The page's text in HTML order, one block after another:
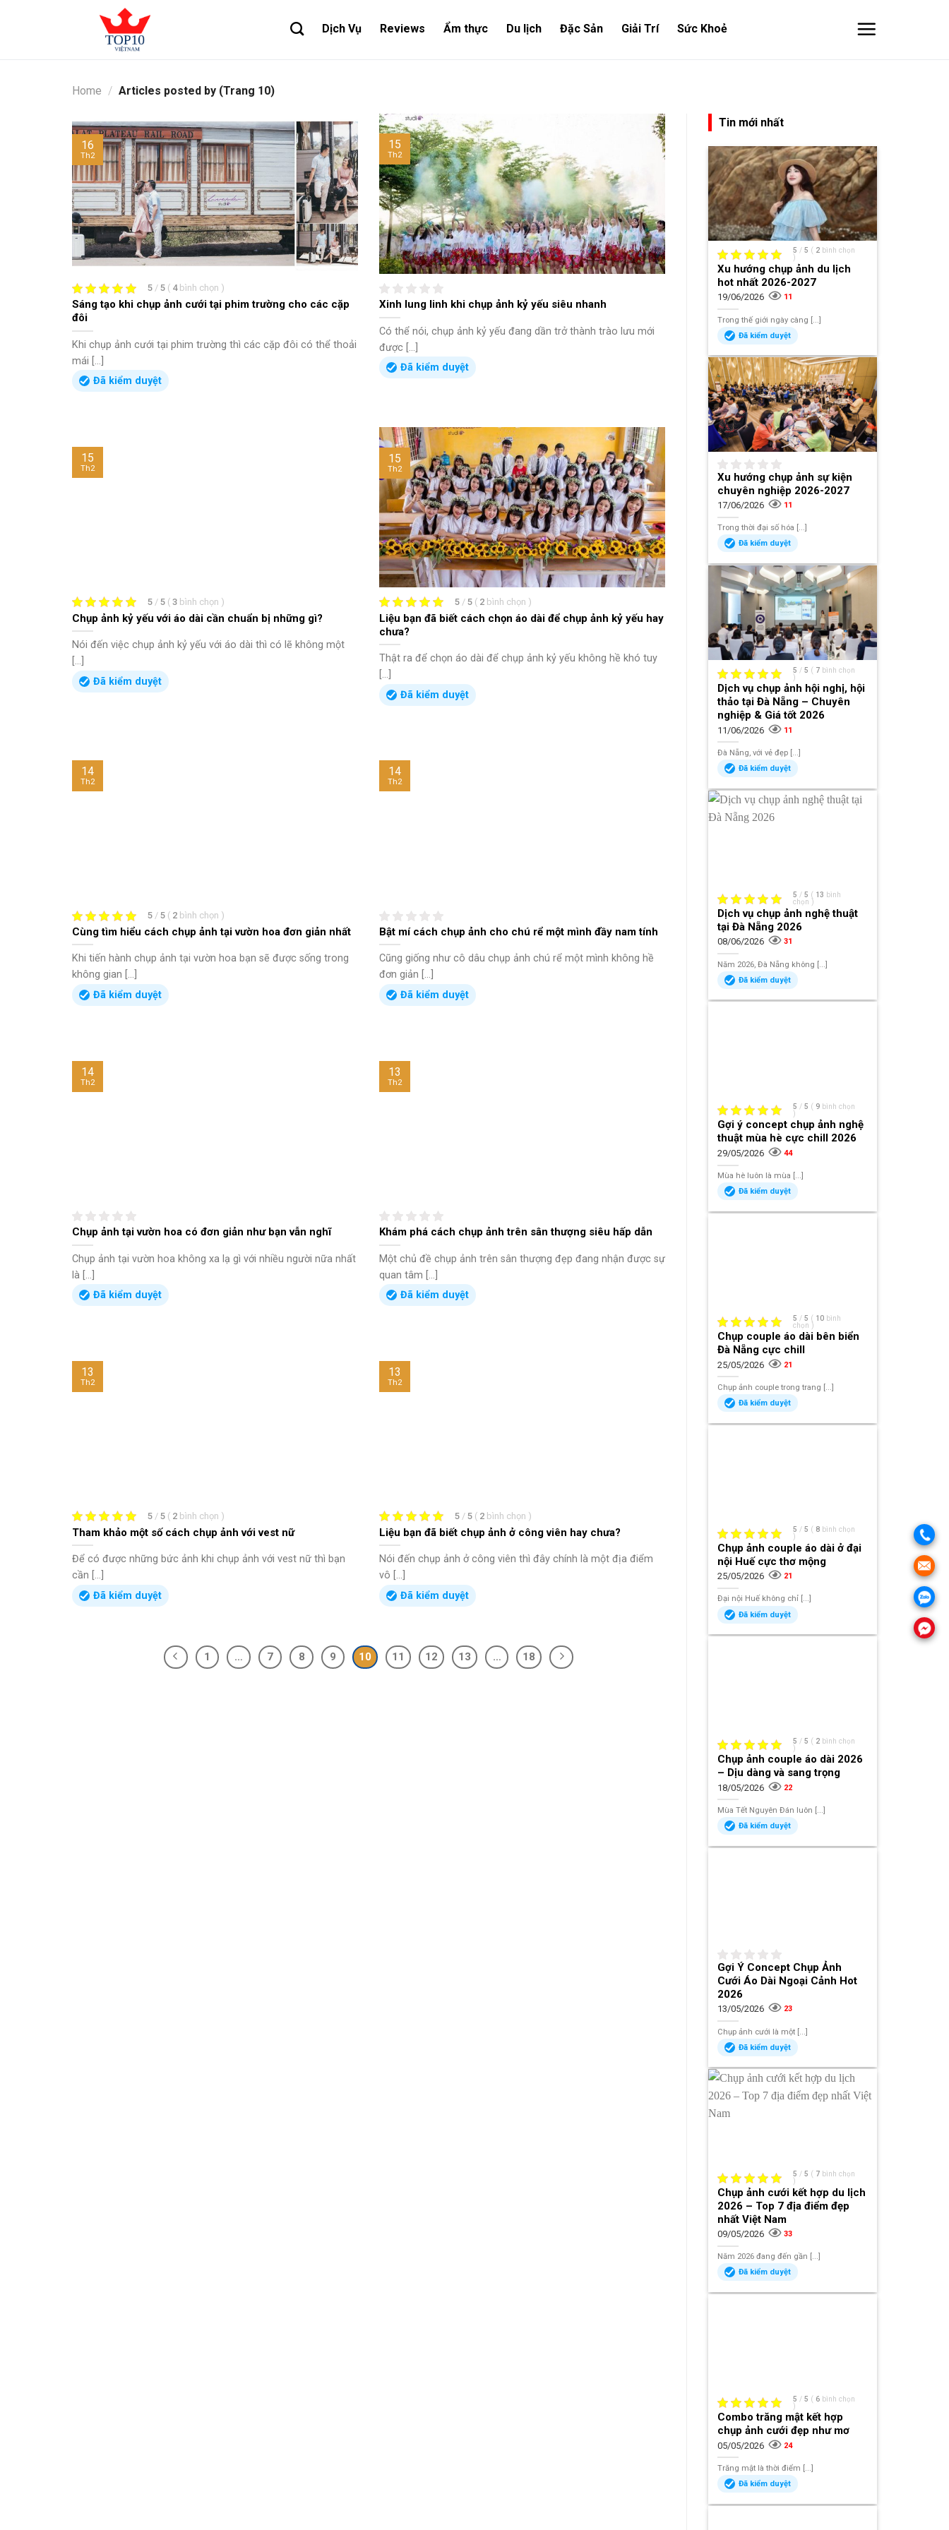
Dịch Vụ Reviews Ẩm thực Du lịch Đặc Sản Giải Trí Sức Khoẻ
Home / Articles posted by (Trang 10)
5 / 5 ( 4 bình chọn )
Sáng tạo khi chụp ảnh cưới tại phim trường cho các cặp
đôi
Khi chụp ảnh cưới tại phim trường thì các cặp đôi có thể thoải
mái [...]
Đã kiểm duyệt
16
Th2
Xinh lung linh khi chụp ảnh kỷ yếu siêu nhanh
Có thể nói, chụp ảnh kỷ yếu đang dần trở thành trào lưu mới
được [...]
Đã kiểm duyệt
15
Th2
5 / 5 ( 3 bình chọn )
Chụp ảnh kỷ yếu với áo dài cần chuẩn bị những gì?
Nói đến việc chụp ảnh kỷ yếu với áo dài thì có lẽ không một
[...]
Đã kiểm duyệt
15
Th2
5 / 5 ( 2 bình chọn )
Liệu bạn đã biết cách chọn áo dài để chụp ảnh kỷ yếu hay
chưa?
Thật ra để chọn áo dài để chụp ảnh kỷ yếu không hề khó tuy
[...]
Đã kiểm duyệt
15
Th2
5 / 5 ( 2 bình chọn )
Cùng tìm hiểu cách chụp ảnh tại vườn hoa đơn giản nhất
Khi tiến hành chụp ảnh tại vườn hoa bạn sẽ được sống trong
không gian [...]
Đã kiểm duyệt
14
Th2
Bật mí cách chụp ảnh cho chú rể một mình đầy nam tính
Cũng giống như cô dâu chụp ảnh chú rể một mình không hề
đơn giản [...]
Đã kiểm duyệt
14
Th2
Chụp ảnh tại vườn hoa có đơn giản như bạn vẫn nghĩ
Chụp ảnh tại vườn hoa không xa lạ gì với nhiều người nữa nhất
là [...]
Đã kiểm duyệt
14
Th2
Khám phá cách chụp ảnh trên sân thượng siêu hấp dẫn
Một chủ đề chụp ảnh trên sân thượng đẹp đang nhận được sự
quan tâm [...]
Đã kiểm duyệt
13
Th2
5 / 5 ( 2 bình chọn )
Tham khảo một số cách chụp ảnh với vest nữ
Để có được những bức ảnh khi chụp ảnh với vest nữ thì bạn
cần [...]
Đã kiểm duyệt
13
Th2
5 / 5 ( 2 bình chọn )
Liệu bạn đã biết chụp ảnh ở công viên hay chưa?
Nói đến chụp ảnh ở công viên thì đây chính là một địa điểm
vô [...]
Đã kiểm duyệt
13
Th2
1 … 7 8 9 10 11 12 13 … 18
Tin mới nhất
5 / 5 ( 2 bình chọn
)
Xu hướng chụp ảnh du lịch
hot nhất 2026-2027
19/06/2026 11
Trong thế giới ngày càng [...]
Đã kiểm duyệt
Xu hướng chụp ảnh sự kiện
chuyên nghiệp 2026-2027
17/06/2026 11
Trong thời đại số hóa [...]
Đã kiểm duyệt
5 / 5 ( 7 bình chọn
)
Dịch vụ chụp ảnh hội nghị, hội
thảo tại Đà Nẵng – Chuyên
nghiệp & Giá tốt 2026
11/06/2026 11
Đà Nẵng, với vẻ đẹp [...]
Đã kiểm duyệt
5 / 5 ( 13 bình
chọn )
Dịch vụ chụp ảnh nghệ thuật
tại Đà Nẵng 2026
08/06/2026 31
Năm 2026, Đà Nẵng không [...]
Đã kiểm duyệt
5 / 5 ( 9 bình chọn
)
Gợi ý concept chụp ảnh nghệ
thuật mùa hè cực chill 2026
29/05/2026 44
Mùa hè luôn là mùa [...]
Đã kiểm duyệt
5 / 5 ( 10 bình
chọn )
Chụp couple áo dài bên biển
Đà Nẵng cực chill
25/05/2026 21
Chụp ảnh couple trong trang [...]
Đã kiểm duyệt
5 / 5 ( 8 bình chọn
)
Chụp ảnh couple áo dài ở đại
nội Huế cực thơ mộng
25/05/2026 21
Đại nội Huế không chỉ [...]
Đã kiểm duyệt
5 / 5 ( 2 bình chọn
)
Chụp ảnh couple áo dài 2026
– Dịu dàng và sang trọng
18/05/2026 22
Mùa Tết Nguyên Đán luôn [...]
Đã kiểm duyệt
Gợi Ý Concept Chụp Ảnh
Cưới Áo Dài Ngoại Cảnh Hot
2026
13/05/2026 23
Chụp ảnh cưới là một [...]
Đã kiểm duyệt
5 / 5 ( 7 bình chọn
)
Chụp ảnh cưới kết hợp du lịch
2026 – Top 7 địa điểm đẹp
nhất Việt Nam
09/05/2026 33
Năm 2026 đang đến gần [...]
Đã kiểm duyệt
5 / 5 ( 6 bình chọn
)
Combo trăng mật kết hợp
chụp ảnh cưới đẹp như mơ
05/05/2026 24
Trăng mật là thời điểm [...]
Đã kiểm duyệt